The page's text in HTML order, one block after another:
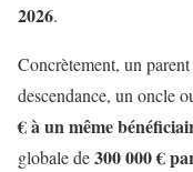
2026.
Concrètement, un
descendance, un oncle
€ à un même
globale de300 000 €